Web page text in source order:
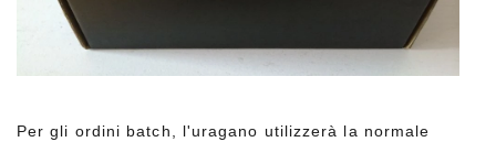
Per gli ordini batch, l'uragano utilizzerà la normale